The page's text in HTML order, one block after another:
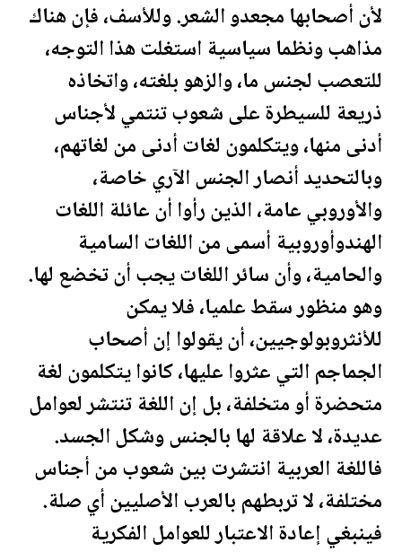
لأن أصحابها مجعدو الشعر. وللأسف، فإن هناك
مذاهب ونظما سياسية استغلت هذا التوجه،
للتعصب لجنس ما، والزهو بلغته، واتخاذه
ذريعة للسيطرة على شعوب تنتمي لأجناس
أدنى منها، ويتكلمون لغات أدنى من لغاتهم،
وبالتحديد أنصار الجنس الآري خاصة،
والأوروبي عامة، الذين رأوا أن عائلة اللغات
الهندوأوروبية أسمى من اللغات السامية
والحامية، وأن سائر اللغات يجب أن تخضع لها.
وهو منظور سقط علميا، فلا يمكن
للأنثروبولوجيين، أن يقولوا إن أصحاب
الجماجم التي عثروا عليها، كانوا يتكلمون لغة
متحضرة أو متخلفة، بل إن اللغة تنتشر لعوامل
عديدة، لا علاقة لها بالجنس وشكل الجسد.
فاللغة العربية انتشرت بين شعوب من أجناس
مختلفة، لا تربطهم بالعرب الأصليين أي صلة.
فينبغي إعادة الاعتبار للعوامل الفكرية